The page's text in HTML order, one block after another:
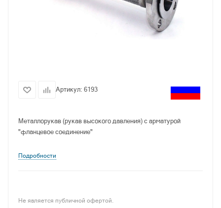
Артикул: 6193
Металлорукав (рукав высокого давления) с арматурой
"фланцевое соединение"
Подробности
Не является публичной офертой.